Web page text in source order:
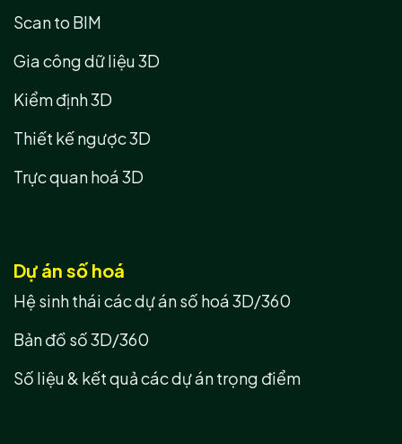
Scan to BIM
Gia công dữ liệu 3D
Kiểm định 3D
Thiết kế ngược 3D
Trực quan hoá 3D
Dự án số hoá
Hệ sinh thái các dự án số hoá 3D/360
Bản đồ số 3D/360
Số liệu & kết quả các dự án trọng điểm